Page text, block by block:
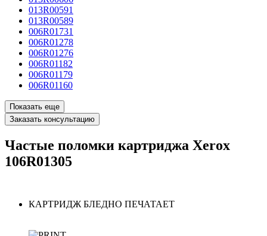
013R00591
013R00589
006R01731
006R01278
006R01276
006R01182
006R01179
006R01160
Показать еще
Заказать консультацию
Частые поломки картриджа Xerox
106R01305
КАРТРИДЖ БЛЕДНО ПЕЧАТАЕТ